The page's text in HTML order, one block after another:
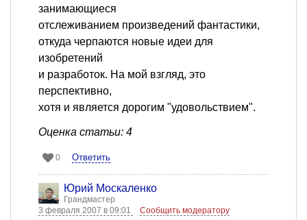
занимающиеся
отслеживанием произведений фантастики,
откуда черпаются новые идеи для
изобретений
и разработок. На мой взгляд, это
перспективно,
хотя и является дорогим "удовольствием".
Оценка статьи: 4
0 Ответить
Юрий Москаленко
Грандмастер
3 февраля 2007 в 09:01
Сообщить модератору